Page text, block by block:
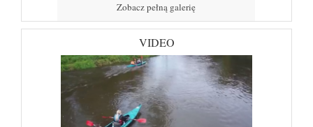
Zobacz pełną galerię
VIDEO